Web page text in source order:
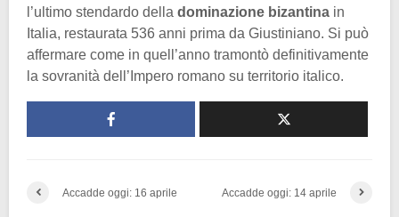
l’ultimo stendardo della dominazione bizantina in
Italia, restaurata 536 anni prima da Giustiniano. Si può
affermare come in quell’anno tramontò definitivamente
la sovranità dell’Impero romano su territorio italico.
Accadde oggi: 16 aprile Accadde oggi: 14 aprile